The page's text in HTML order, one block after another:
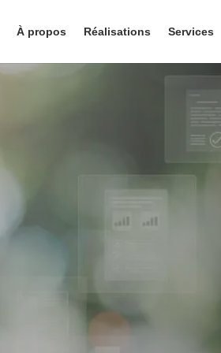
À propos Réalisations Services